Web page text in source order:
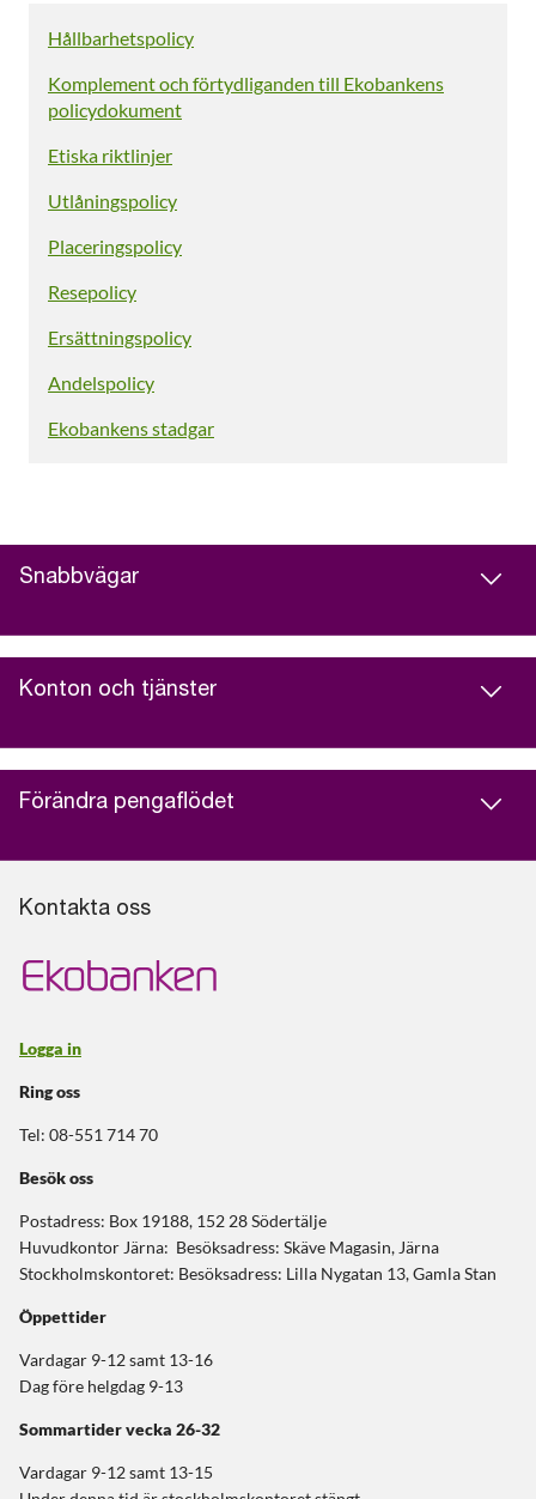
Hållbarhetspolicy
Komplement och förtydliganden till Ekobankens
policydokument
Etiska riktlinjer
Utlåningspolicy
Placeringspolicy
Resepolicy
Ersättningspolicy
Andelspolicy
Ekobankens stadgar
Snabbvägar
Konton och tjänster
Förändra pengaflödet
Kontakta oss
Logga in
Ring oss
Tel: 08-551 714 70
Besök oss
Postadress: Box 19188, 152 28 Södertälje
Huvudkontor Järna: Besöksadress: Skäve Magasin, Järna
Stockholmskontoret: Besöksadress: Lilla Nygatan 13, Gamla Stan
Öppettider
Vardagar 9-12 samt 13-16
Dag före helgdag 9-13
Sommartidervecka 26-32
Vardagar 9-12 samt 13-15